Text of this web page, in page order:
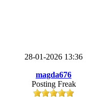
28-01-2026 13:36
magda676
Posting Freak